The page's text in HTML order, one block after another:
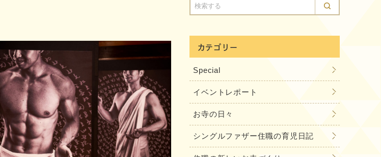
カテゴリー
Special
イベントレポート
お寺の日々
シングルファザー住職の育児日記